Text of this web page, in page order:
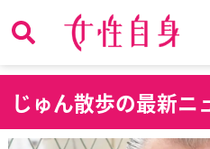
じゅん散歩の最新ニ